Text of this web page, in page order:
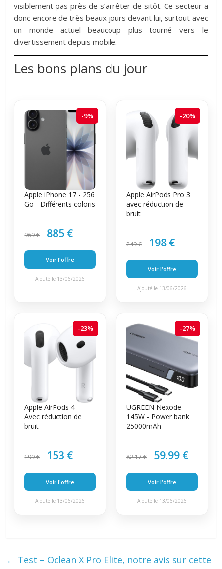
visiblement pas près de s’arrêter de sitôt. Ce secteur a
donc encore de très beaux jours devant lui, surtout avec
un monde actuel beaucoup plus tourné vers le
divertissement depuis mobile.
Les bons plans du jour
-9%
Apple iPhone 17 - 256
Go - Différents coloris
969 € 885 €
Voir l'offre
Ajouté le 13/06/2026
-20%
Apple AirPods Pro 3
avec réduction de
bruit
249 € 198 €
Voir l'offre
Ajouté le 13/06/2026
-23%
Apple AirPods 4 -
Avec réduction de
bruit
199 € 153 €
Voir l'offre
Ajouté le 13/06/2026
-27%
UGREEN Nexode
145W - Power bank
25000mAh
82.17 € 59.99 €
Voir l'offre
Ajouté le 13/06/2026
← Test – Oclean X Pro Elite, notre avis sur cette